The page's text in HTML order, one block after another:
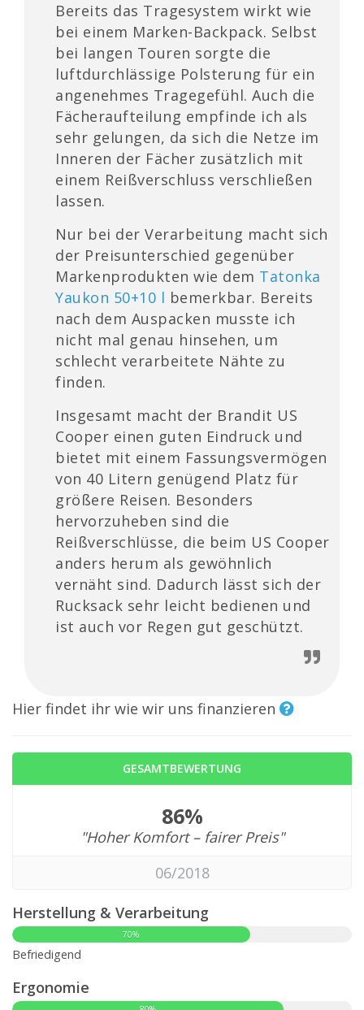
Bereits das Tragesystem wirkt wie
bei einem Marken-Backpack. Selbst
bei langen Touren sorgte die
luftdurchlässige Polsterung für ein
angenehmes Tragegefühl. Auch die
Fächeraufteilung empfinde ich als
sehr gelungen, da sich die Netze im
Inneren der Fächer zusätzlich mit
einem Reißverschluss verschließen
lassen.
Nur bei der Verarbeitung macht sich
der Preisunterschied gegenüber
Markenprodukten wie dem Tatonka
Yaukon 50+10 l bemerkbar. Bereits
nach dem Auspacken musste ich
nicht mal genau hinsehen, um
schlecht verarbeitete Nähte zu
finden.
Insgesamt macht der Brandit US
Cooper einen guten Eindruck und
bietet mit einem Fassungsvermögen
von 40 Litern genügend Platz für
größere Reisen. Besonders
hervorzuheben sind die
Reißverschlüsse, die beim US Cooper
anders herum als gewöhnlich
vernäht sind. Dadurch lässt sich der
Rucksack sehr leicht bedienen und
ist auch vor Regen gut geschützt.
Hier findet ihr wie wir uns finanzieren
GESAMTBEWERTUNG
86%
"Hoher Komfort – fairer Preis"
06/2018
Herstellung & Verarbeitung
70%
Befriedigend
Ergonomie